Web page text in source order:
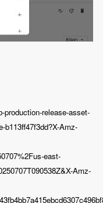
release-asset-
b113ff47f3dd?X-Amz-
east-
Amz-